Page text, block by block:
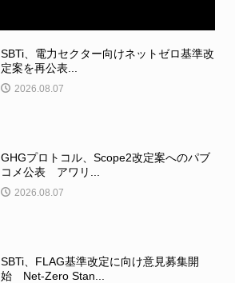
SBTi、電力セクター向けネットゼロ基準改
定案を再公表...
2026.08.07
GHGプロトコル、Scope2改定案へのパブ
コメ公表 アワリ...
2026.08.07
SBTi、FLAG基準改定に向け意見募集開
始 Net-Zero Stan...